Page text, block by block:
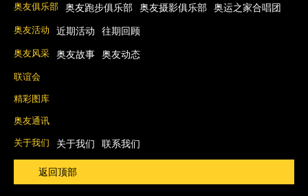
奥友俱乐部 奥友跑步俱乐部 奥友摄影俱乐部 奥运之家合唱团
奥友活动 近期活动 往期回顾
奥友风采 奥友故事 奥友动态
联谊会
精彩图库
奥友通讯
关于我们 关于我们 联系我们
返回顶部